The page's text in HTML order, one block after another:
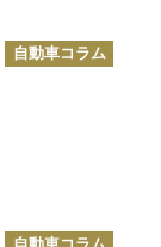
カ
テ
自動車コラム
カ